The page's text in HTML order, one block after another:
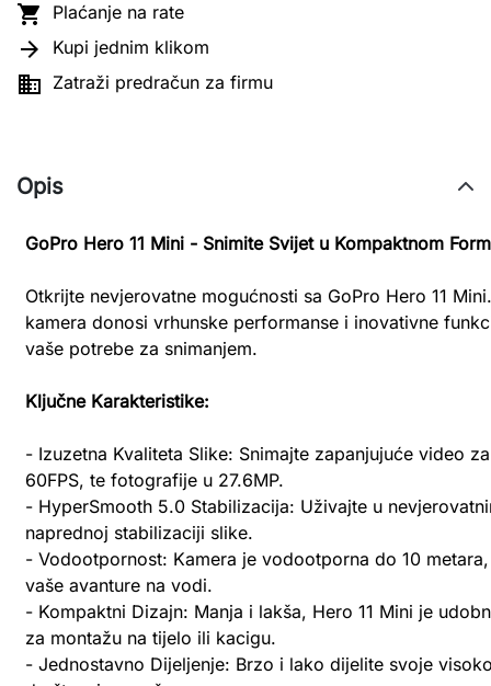
 Plaćanje na rate
 Kupi jednim klikom
 Zatraži predračun za firmu
Opis
GoPro Hero 11 Mini - Snimite Svijet u Kompaktnom
Otkrijte nevjerovatne mogućnosti sa GoPro Hero 11 Mini.
kamera donosi vrhunske performanse i inovativne
vaše potrebe za snimanjem.
Ključne Karakteristike:
- Izuzetna Kvaliteta Slike: Snimajte zapanjujuće video
60FPS, te fotografije u 27.6MP.
- HyperSmooth 5.0 Stabilizacija: Uživajte u
naprednoj stabilizaciji slike.
- Vodootpornost: Kamera je vodootporna do 10
vaše avanture na vodi.
- Kompaktni Dizajn: Manja i lakša, Hero 11 Mini je
za montažu na tijelo ili kacigu.
- Jednostavno Dijeljenje: Brzo i lako dijelite svoje